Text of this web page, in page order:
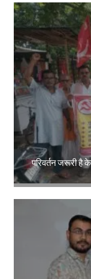
परिवर्तन जरूरी है
Amit Lekh